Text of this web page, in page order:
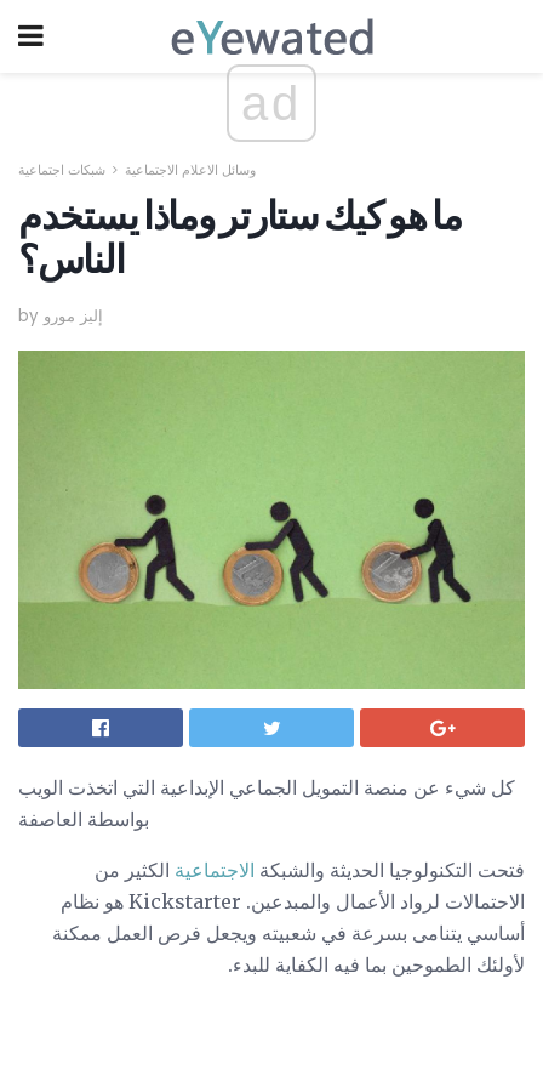
ad
وسائل الاعلام الاجتماعية شبكات اجتماعية
ما هو كيك ستارتر وماذا يستخدم
الناس؟
by إليز مورو
كل شيء عن منصة التمويل الجماعي الإبداعية التي اتخذت الويب
بواسطة العاصفة
فتحت التكنولوجيا الحديثة والشبكة الاجتماعية الكثير من
الاحتمالات لرواد الأعمال والمبدعين. Kickstarter هو نظام
أساسي يتنامى بسرعة في شعبيته ويجعل فرص العمل ممكنة
لأولئك الطموحين بما فيه الكفاية للبدء.